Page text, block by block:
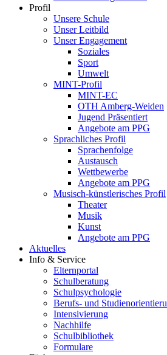
Profil
Unsere Schule
Unser Leitbild
Unser Engagement
Soziales
Sport
Umwelt
MINT-Profil
MINT-EC
OTH Amberg-Weiden
Jugend Präsentiert
Angebote am PPG
Sprachliches Profil
Sprachenfolge
Austausch
Wettbewerbe
Angebote am PPG
Musisch-künstlerisches Profil
Theater
Musik
Kunst
Angebote am PPG
Aktuelles
Info & Service
Elternportal
Schulberatung
Schulpsychologie
Berufs- und
Intensivierung
Nachhilfe
Schulbibliothek
Formulare